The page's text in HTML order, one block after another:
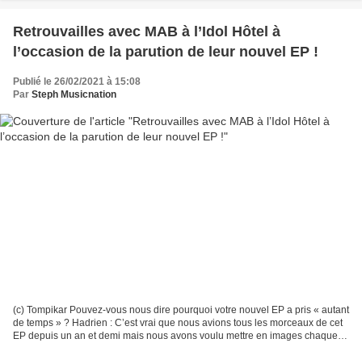
Retrouvailles avec MAB à l’Idol Hôtel à
l’occasion de la parution de leur nouvel EP !
Publié le 26/02/2021 à 15:08
Par Steph Musicnation
(c) Tompikar Pouvez-vous nous dire pourquoi votre nouvel EP a pris « autant
de temps » ? Hadrien : C’est vrai que nous avions tous les morceaux de cet
EP depuis un an et demi mais nous avons voulu mettre en images chaque